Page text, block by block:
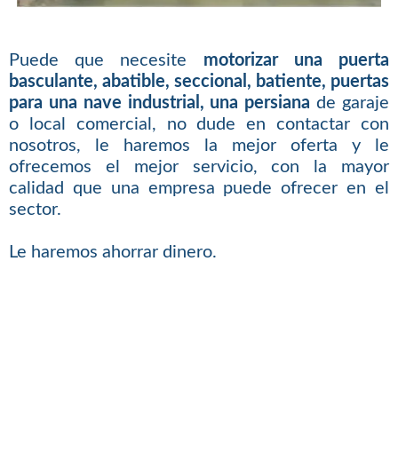
Puede que necesite motorizar una puerta
basculante, abatible, seccional, batiente, puertas
para una nave industrial, una persiana de garaje
o local comercial, no dude en contactar con
nosotros, le haremos la mejor oferta y le
ofrecemos el mejor servicio, con la mayor
calidad que una empresa puede ofrecer en el
sector.
Le haremos ahorrar dinero.